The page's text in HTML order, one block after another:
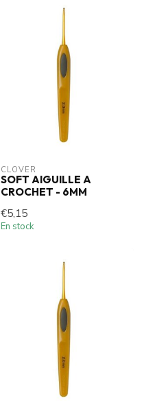
CLOVER
SOFT AIGUILLE A
CROCHET - 6MM
€5,15
En stock